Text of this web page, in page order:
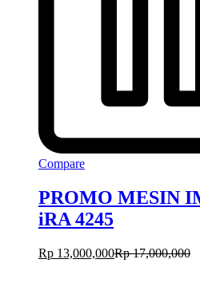
Compare
PROMO MESIN
iRA 4245
Rp 13,000,000Rp17,000,000